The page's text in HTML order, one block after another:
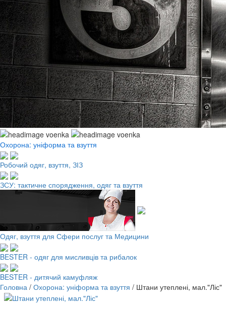
Охорона: уніформа та взуття
Робочий одяг, взуття, ЗІЗ
ЗСУ: тактичне спорядження, одяг та взуття
Одяг, взуття для Сфери послуг та Медицини
BESTER - одяг для мисливців та рибалок
BESTER - дитячий камуфляж
Головна / Охорона: уніформа та взуття / Штани утеплені, мал."Ліс"